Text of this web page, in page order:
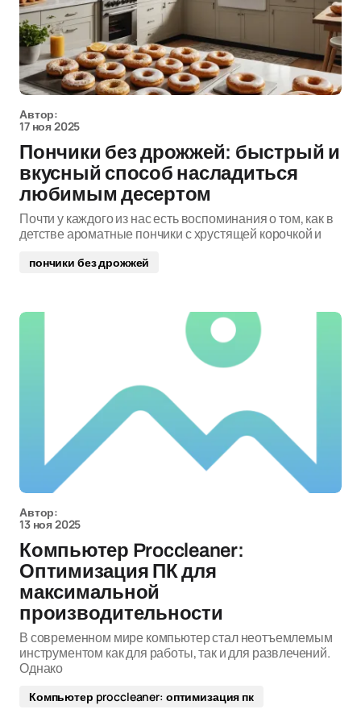
Автор:
17 ноя 2025
Пончики без дрожжей: быстрый и
вкусный способ насладиться
любимым десертом
Почти у каждого из нас есть воспоминания о том, как в
детстве ароматные пончики с хрустящей корочкой и
пончики без дрожжей
Автор:
13 ноя 2025
Компьютер Proccleaner:
Оптимизация ПК для
максимальной
производительности
В современном мире компьютер стал неотъемлемым
инструментом как для работы, так и для развлечений.
Однако
Компьютер proccleaner: оптимизация пк